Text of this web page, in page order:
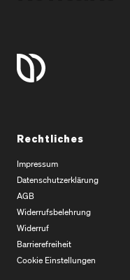
Rechtliches
Impressum
Datenschutzerklärung
AGB
Widerrufsbelehrung
Widerruf
Barrierefreiheit
Cookie Einstellungen